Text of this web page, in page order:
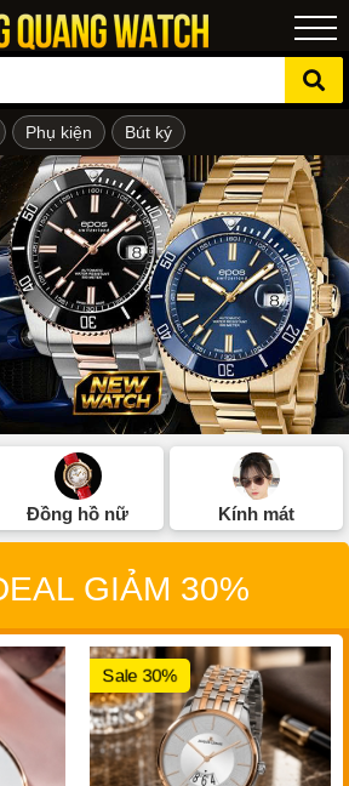
Phụ kiện Bút ký
Đồng hồ nữ Kính mát
GIẢM 30%
Sale 30%